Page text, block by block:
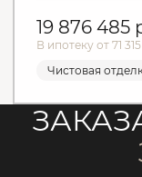
19 876 485
В ипотеку от 71
Чистовая